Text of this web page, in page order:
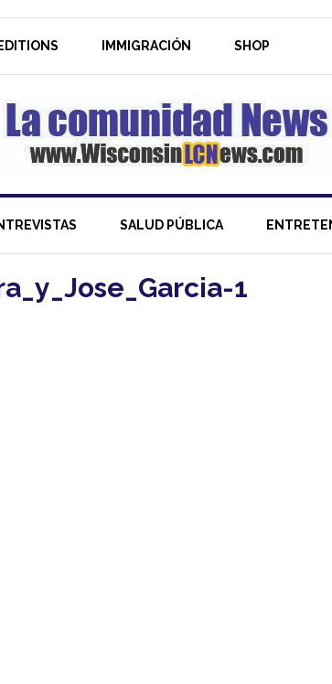
IMMIGRACIÓN SHOP
SALUD PÚBLICA
1